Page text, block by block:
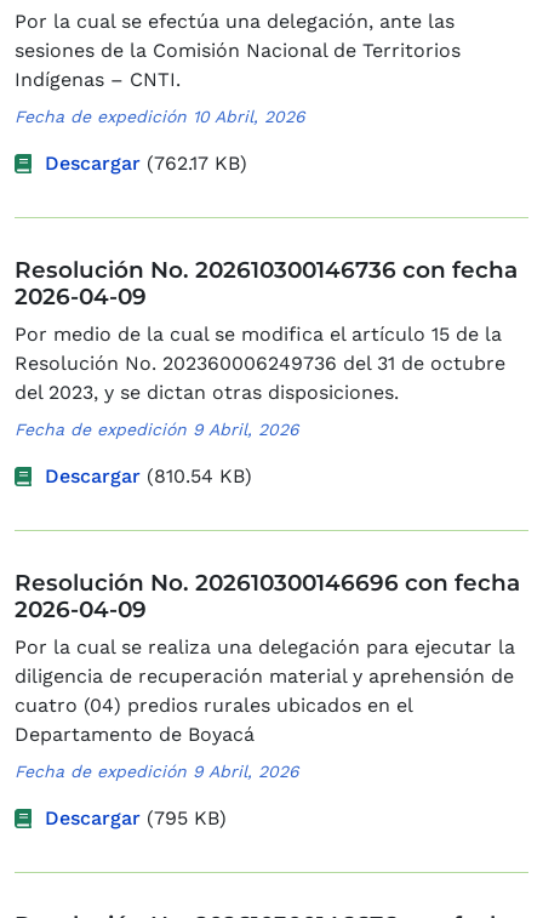
Por la cual se efectúa una delegación, ante las
sesiones de la Comisión Nacional de Territorios
Indígenas – CNTI.
Fecha de expedición 10 Abril, 2026
Descargar (762.17 KB)
Resolución No. 202610300146736 con fecha
2026-04-09
Por medio de la cual se modifica el artículo 15 de la
Resolución No. 202360006249736 del 31 de octubre
del 2023, y se dictan otras disposiciones.
Fecha de expedición 9 Abril, 2026
Descargar (810.54 KB)
Resolución No. 202610300146696 con fecha
2026-04-09
Por la cual se realiza una delegación para ejecutar la
diligencia de recuperación material y aprehensión de
cuatro (04) predios rurales ubicados en el
Departamento de Boyacá
Fecha de expedición 9 Abril, 2026
Descargar (795 KB)